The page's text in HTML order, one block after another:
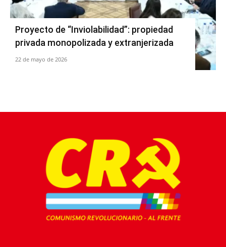
Proyecto de “Inviolabilidad”: propiedad
privada monopolizada y extranjerizada
22 de mayo de 2026